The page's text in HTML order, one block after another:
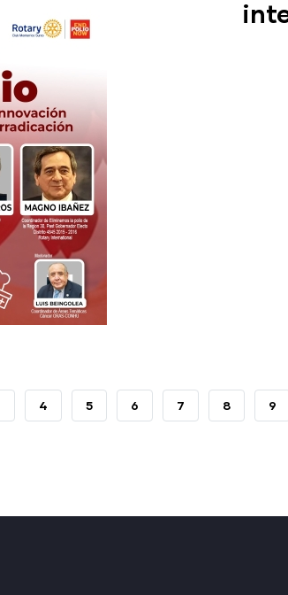
PAGE
4 PAGE
5 PAGE
6 PAGE
7 PAGE
8 9